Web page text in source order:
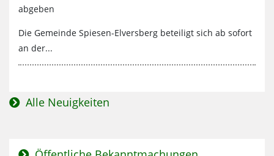
abgeben
Die Gemeinde Spiesen-Elversberg beteiligt sich ab sofort
an der...
Alle Neuigkeiten